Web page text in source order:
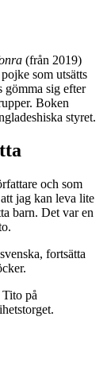
(från 2019)
som utsätts
gömma sig efter
Boken
styret.
och som
jag kan leva lite
barn. Det var en
fortsätta
på